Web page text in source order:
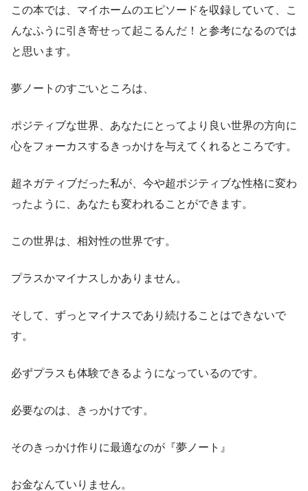
この本では、マイホームのエピソードを収録していて、こ
んなふうに引き寄せって起こるんだ！と参考になるのでは
と思います。
夢ノートのすごいところは、
ポジティブな世界、あなたにとってより良い世界の方向に
心をフォーカスするきっかけを与えてくれるところです。
超ネガティブだった私が、今や超ポジティブな性格に変わ
ったように、あなたも変われることができます。
この世界は、相対性の世界です。
プラスかマイナスしかありません。
そして、ずっとマイナスであり続けることはできないで
す。
必ずプラスも体験できるようになっているのです。
必要なのは、きっかけです。
そのきっかけ作りに最適なのが『夢ノート』
お金なんていりません。